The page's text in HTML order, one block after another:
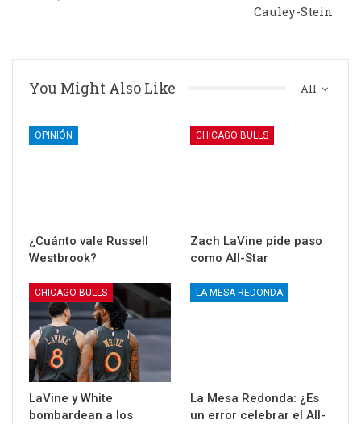
Cauley-Stein
All
You Might Also Like
OPINIÓN
¿Cuánto vale Russell
Westbrook?
CHICAGO BULLS
Zach LaVine pide paso
como All-Star
CHICAGO BULLS
LaVine y White
bombardean a los
LA MESA REDONDA
La Mesa Redonda: ¿Es
un error celebrar el All-